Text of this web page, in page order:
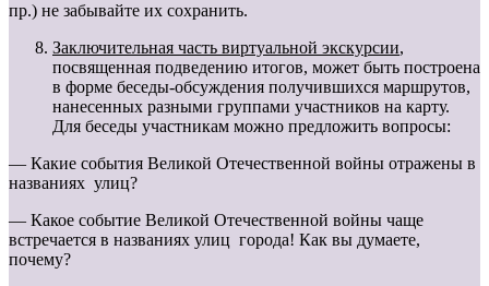
пр.) не забывайте их сохранить.
Заключительная часть виртуальной экскурсии,
посвященная подведению итогов, может быть построена
в форме беседы-обсуждения получившихся маршрутов,
нанесенных разными группами участников на карту.
Для беседы участникам можно предложить вопросы:
— Какие события Великой Отечественной войны отражены в
названиях улиц?
— Какое событие Великой Отечественной войны чаще
встречается в названиях улиц города! Как вы думаете,
почему?